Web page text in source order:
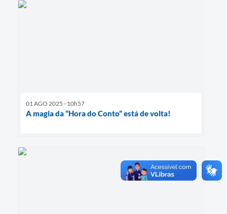
01 AGO 2025 - 10h57
A magia da “Hora do Conto” está de volta!